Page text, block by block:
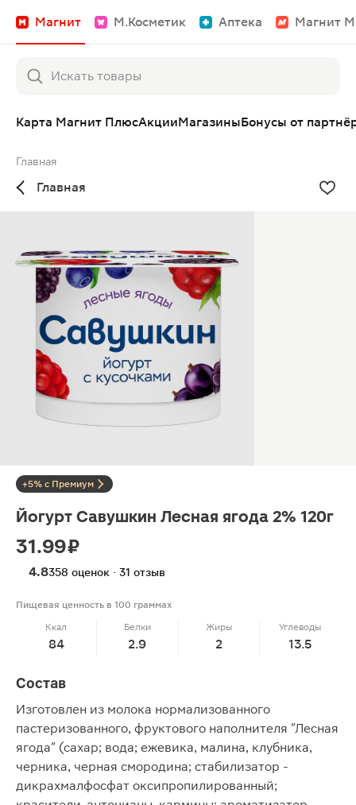
Магнит М.Косметик Аптека Магнит
Карта Магнит ПлюсАкцииМагазиныБонусы от
Главная
Главная
+5% с Премиум
Йогурт Савушкин Лесная ягода 2% 120г
31.99 ₽
4.8358 оценок · 31 отзыв
Пищевая ценность в 100 граммах
Ккал
84
Белки
2.9
Жиры
2
Углеводы
13.5
Состав
Изготовлен из молока нормализованного
пастеризованного, фруктового наполнителя "Лесная
ягода" (сахар; вода; ежевика, малина, клубника,
черника, черная смородина; стабилизатор -
дикрахмалфосфат оксипропилированный;